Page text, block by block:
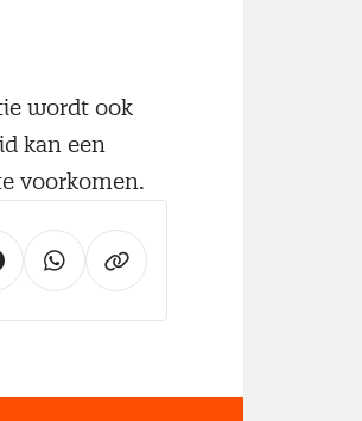
wordt ook
kan een
voorkomen.